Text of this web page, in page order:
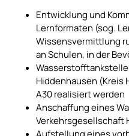
Entwicklung und
Lernformaten (sog.
Wissensvermittlung
an Schulen, in der
Wasserstofftankstelle
Hiddenhausen (Kreis
A30 realisiert werden
Anschaffung eines
Verkehrsgesellschaft